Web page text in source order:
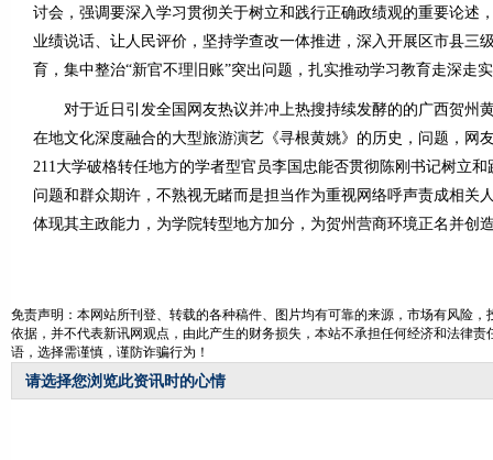
讨会，强调要深入学习贯彻关于树立和践行正确政绩观的重要论述
业绩说话、让人民评价，坚持学查改一体推进，深入开展区市县三
育，集中整治“新官不理旧账”突出问题，扎实推动学习教育走深走
对于近日引发全国网友热议并冲上热搜持续发酵的的广西贺州
在地文化深度融合的大型旅游演艺《寻根黄姚》的历史，问题，网
211大学破格转任地方的学者型官员李国忠能否贯彻陈刚书记树立
问题和群众期许，不熟视无睹而是担当作为重视网络呼声责成相关
体现其主政能力，为学院转型地方加分，为贺州营商环境正名并创
免责声明：本网站所刊登、转载的各种稿件、图片均有可靠的来源，市场有风险
依据，并不代表新讯网观点，由此产生的财务损失，本站不承担任何经济和法律
语，选择需谨慎，谨防诈骗行为！
请选择您浏览此资讯时的心情